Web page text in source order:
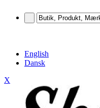
English
Dansk
X